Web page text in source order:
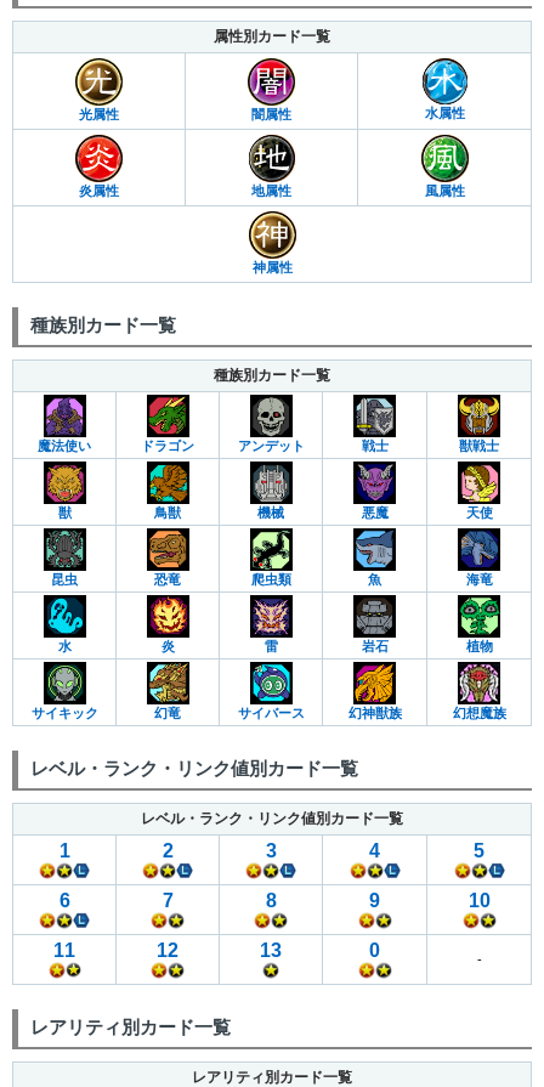
属性別カード一覧
光属性 闇属性 水属性
炎属性 地属性 風属性
神属性
種族別カード一覧
種族別カード一覧
魔法使い ドラゴン アンデット 戦士 獣戦士
獣 鳥獣 機械 悪魔 天使
昆虫 恐竜 爬虫類 魚 海竜
水 炎 雷 岩石 植物
サイキック 幻竜 サイバース 幻神獣族 幻想魔族
レベル・ランク・リンク値別カード一覧
レベル・ランク・リンク値別カード一覧
1 2 3 4 5
6 7 8 9 10
11 12 13 0 -
レアリティ別カード一覧
レアリティ別カード一覧